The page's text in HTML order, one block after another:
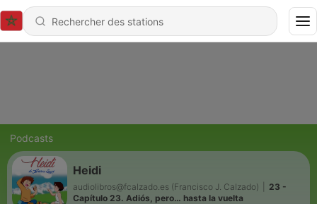
Podcasts
Heidi
audiolibros@fcalzado.es (Francisco J. Calzado)
23 -
Capítulo 23. Adiós, pero… hasta la vuelta